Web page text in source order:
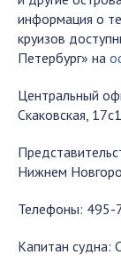
информация о
круизов
Петербург» на
Центральный
Скаковская,
Нижнем
Телефоны:
Капитан судна: